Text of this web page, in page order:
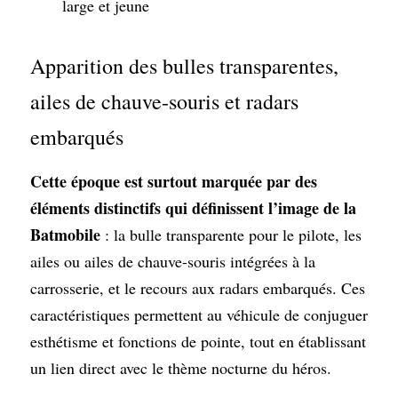
large et jeune
Apparition des bulles transparentes,
ailes de chauve-souris et radars
embarqués
Cette époque est surtout marquée par des
éléments distinctifs qui définissent l’image de la
Batmobile : la bulle transparente pour le pilote, les
ailes ou ailes de chauve-souris intégrées à la
carrosserie, et le recours aux radars embarqués. Ces
caractéristiques permettent au véhicule de conjuguer
esthétisme et fonctions de pointe, tout en établissant
un lien direct avec le thème nocturne du héros.